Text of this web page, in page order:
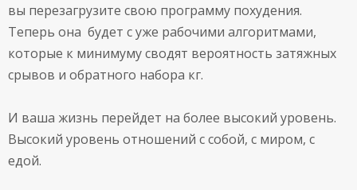
вы перезагрузите свою программу похудения.
Теперь она будет с уже рабочими алгоритмами,
которые к минимуму сводят вероятность затяжных
срывов и обратного набора кг.
И ваша жизнь перейдет на более высокий уровень.
Высокий уровень отношений с собой, с миром, с
едой.